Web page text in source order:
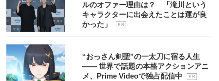
ルのオファー理由は？ 「滝川という
キャラクターに出会えたことは運が良
かった」
P R
“おっさん剣聖”の一太刀に宿る人生
―― 世界で話題の本格アクションアニ
メ、Prime Videoで独占配信中
P R